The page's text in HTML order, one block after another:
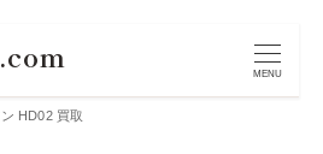
MENU
HD02 買取